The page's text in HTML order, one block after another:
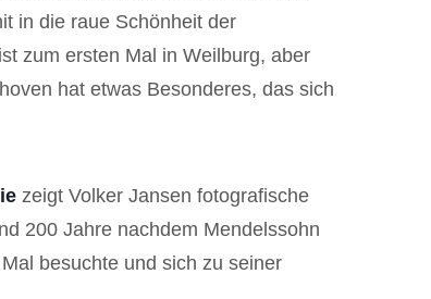
in die raue Schönheit der
zum ersten Mal in Weilburg, aber
hat etwas Besonderes, das sich
zeigt Volker Jansen fotografische
200 Jahre nachdem Mendelssohn
besuchte und sich zu seiner